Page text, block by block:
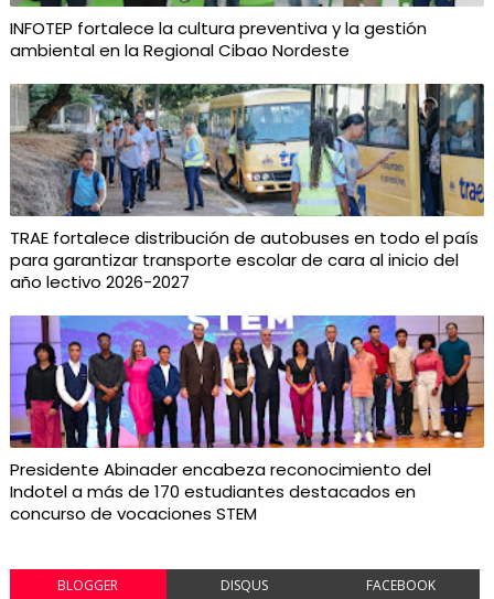
INFOTEP fortalece la cultura preventiva y la gestión
ambiental en la Regional Cibao Nordeste
TRAE fortalece distribución de autobuses en todo el país
para garantizar transporte escolar de cara al inicio del
año lectivo 2026-2027
Presidente Abinader encabeza reconocimiento del
Indotel a más de 170 estudiantes destacados en
concurso de vocaciones STEM
BLOGGER DISQUS FACEBOOK